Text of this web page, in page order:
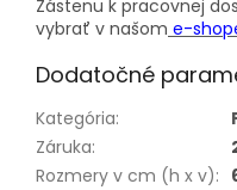
Zástenu k pracovnej
vybrať v našom e-
Dodatočné
Kategória:
Záruka:
Rozmery v cm (h x v):